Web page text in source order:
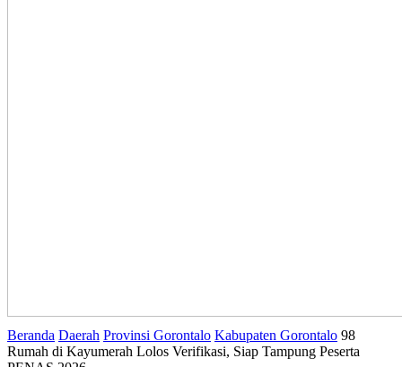
Beranda Daerah Provinsi Gorontalo Kabupaten Gorontalo 98
Rumah di Kayumerah Lolos Verifikasi, Siap Tampung Peserta